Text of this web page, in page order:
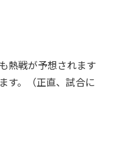
熱戦が予想されます
す。（正直、試合に